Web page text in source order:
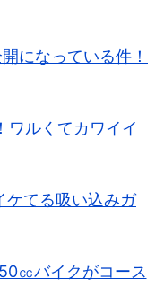
になっている件！
ワルくてカワイイ
ケてる吸い込みガ
50㏄バイクがコース